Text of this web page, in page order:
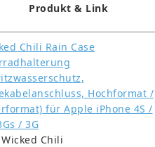
Produkt & Link
Chili Rain Case
Hochformat /
für Apple iPhone 4S /
/ 3G
Chili